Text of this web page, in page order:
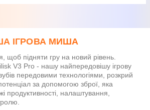
ІГРОВА МИША
щоб підняти гру на новий рівень.
V3 Pro - нашу найпередовішу ігрову
передовими технологіями, розкрий
за допомогою зброї, яка
продуктивності, налаштування,